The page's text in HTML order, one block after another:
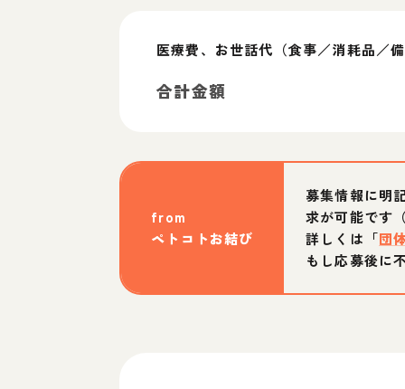
医療費、お世話代（食事／消耗品／備
合計金額
from
ペトコトお結び
募集情報に明
求が可能です
詳しくは「団
もし応募後に